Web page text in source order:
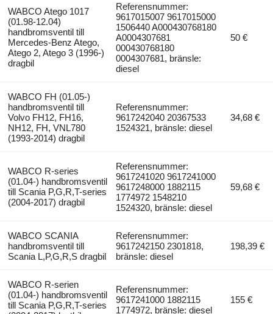
WABCO Atego 1017
(01.98-12.04)
handbromsventil till
Mercedes-Benz Atego,
Atego 2, Atego 3 (1996-)
dragbil
Referensnummer:
9617015007 9617015000
1506440 A000430768180
A0004307681
000430768180
0004307681, bränsle:
diesel
50 €
WABCO FH (01.05-)
handbromsventil till
Volvo FH12, FH16,
NH12, FH, VNL780
(1993-2014) dragbil
Referensnummer:
9617242040 20367533
1524321, bränsle: diesel
34,68 €
WABCO R-series
(01.04-) handbromsventil
till Scania P,G,R,T-series
(2004-2017) dragbil
Referensnummer:
9617241020 9617241000
9617248000 1882115
1774972 1548210
1524320, bränsle: diesel
59,68 €
WABCO SCANIA
handbromsventil till
Scania L,P,G,R,S dragbil
Referensnummer:
9617242150 2301818,
bränsle: diesel
198,39 €
WABCO R-serien
(01.04-) handbromsventil
till Scania P,G,R,T-series
Referensnummer:
9617241000 1882115
1774972, bränsle: diesel
155 €